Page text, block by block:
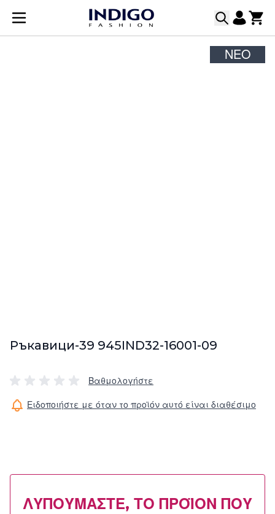
Μετάβαση στο περιεχόμενο
ΝΈΟ
Ръкавици-39 945IND32-16001-09
Βαθμολογήστε
Ειδοποιήστε με όταν το προϊόν αυτό είναι διαθέσιμο
ΛΥΠΟΎΜΑΣΤΕ, ΤΟ ΠΡΟΪΌΝ ΠΟΥ